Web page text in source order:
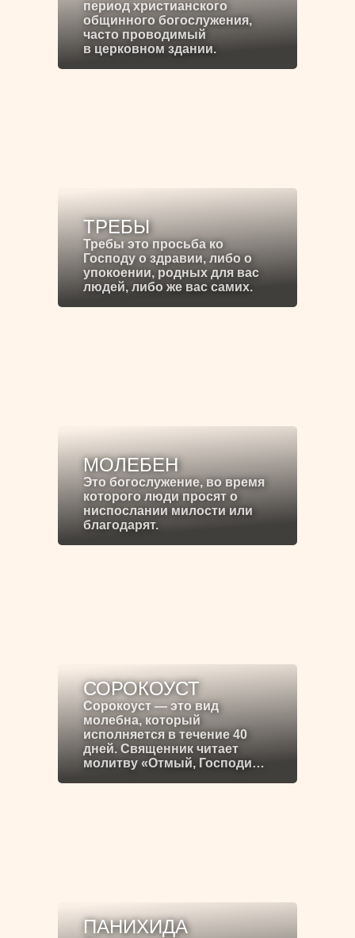
период христианского
общинного богослужения,
часто проводимый
в церковном здании.
ТРЕБЫ
Требы это просьба ко
Господу о здравии, либо о
упокоении, родных для вас
людей, либо же вас самих.
МОЛЕБЕН
Это богослужение, во время
которого люди просят о
ниспослании милости или
благодарят.
СОРОКОУСТ
Сорокоуст — это вид
молебна, который
исполняется в течение 40
дней. Священник читает
молитву «Отмый, Господи…
ПАНИХИДА